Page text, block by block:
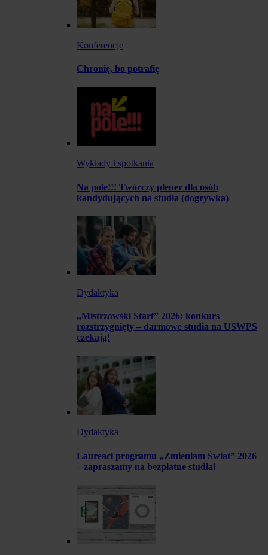
Konferencje
Chronię, bo potrafię
Wykłady i spotkania
Na pole!!! Twórczy plener dla osób
kandydujących na studia (dogrywka)
Dydaktyka
„Mistrzowski Start” 2026: konkurs
rozstrzygnięty – darmowe studia na USWPS
czekają!
Dydaktyka
Laureaci programu „Zmieniam Świat” 2026
– zapraszamy na bezpłatne studia!